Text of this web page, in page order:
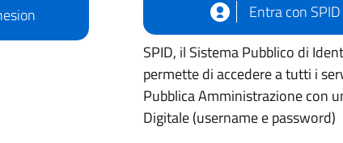
Entra con SPID
SPID, il Sistema Pubblico di
permette di accedere a tutti i
Pubblica Amministrazione con
Digitale (username e password)